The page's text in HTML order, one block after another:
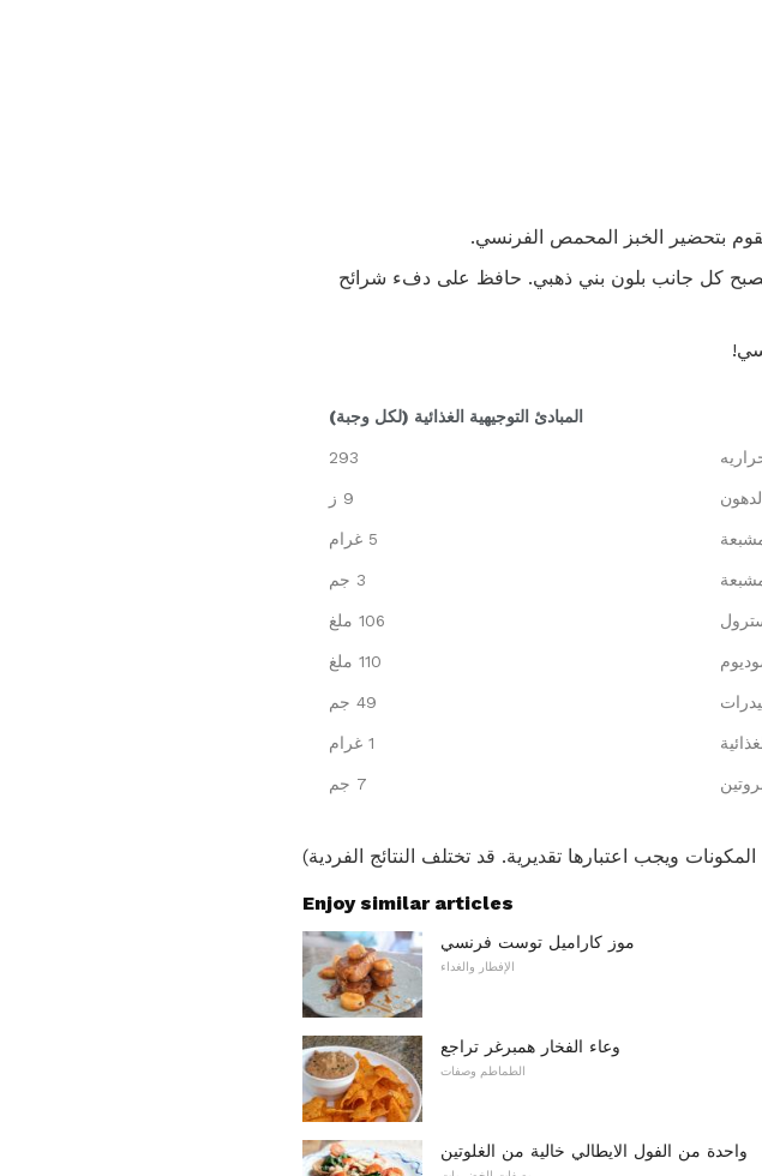
بتحضير الخبز المحمص الفرنسي.
يصبح كل جانب بلون بني ذهبي. حافظ على دفء شرائح
المبادئ التوجيهية الغذائية (لكل وجبة)
293
9 ز
5 غرام
3 جم
106 ملغ
110 ملغ
49 جم
1 غرام
7 جم
Enjoy similar articles
موز كاراميل توست فرنسي
الإفطار والغداء
وعاء الفخار همبرغر تراجع
الطماطم وصفات
واحدة من الفول الايطالي خالية من الغلوتين